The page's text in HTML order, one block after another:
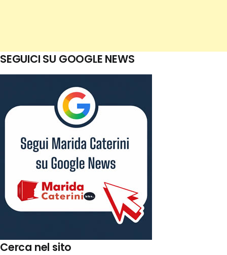
SEGUICI SU GOOGLE NEWS
Cerca nel sito